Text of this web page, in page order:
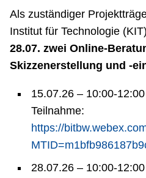
Als zuständiger
Institut für Technologie (KIT)
28.07. zwei Online-
Skizzenerstellung und -
15.07.26 – 10:00-
Teilnahme:
https://
28.07.26 – 10:00-